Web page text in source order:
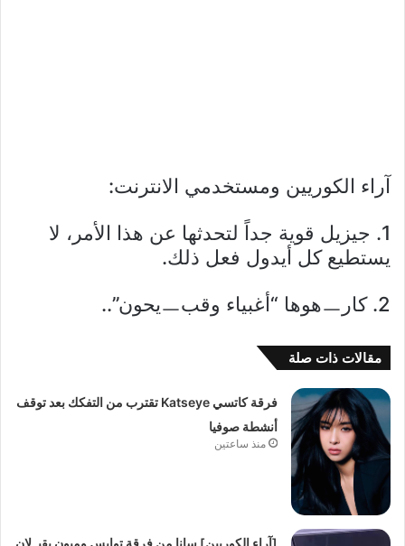
آراء الكوريين ومستخدمي الانترنت:
1. جيزيل قوية جداً لتحدثها عن هذا الأمر، لا
يستطيع كل أيدول فعل ذلك.
2. كارㅡهوها “أغبياء وقبㅡيحون”..
مقالات ذات صلة
فرقة كاتسي Katseye تقترب من التفكك بعد توقف
أنشطة صوفيا
منذ ساعتين
[آراء الكوريين] سانا من فرقة توايس وميون يقبـ لان